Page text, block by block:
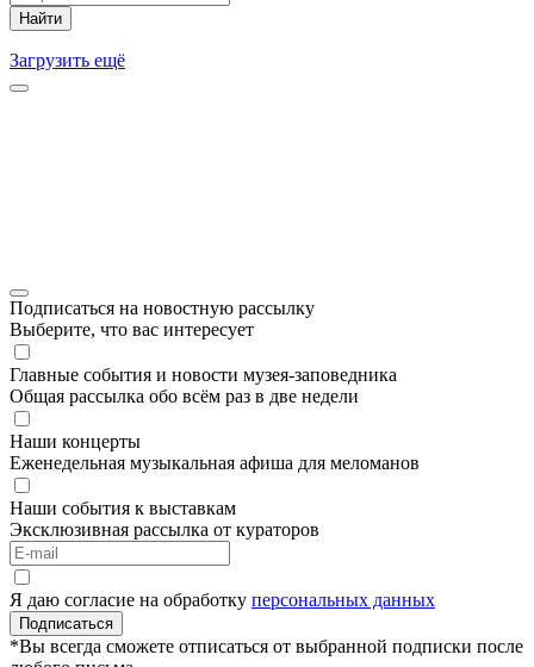
Найти
Загрузить ещё
Подписаться на новостную рассылку
Выберите, что вас интересует
Главные события и новости музея-заповедника
Общая рассылка обо всём раз в две недели
Наши концерты
Еженедельная музыкальная афиша для меломанов
Наши события к выставкам
Эксклюзивная рассылка от кураторов
Я даю согласие на обработку персональных данных
Подписаться
*Вы всегда сможете отписаться от выбранной подписки после